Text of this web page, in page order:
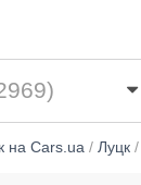
на Cars.ua/ Луцк/